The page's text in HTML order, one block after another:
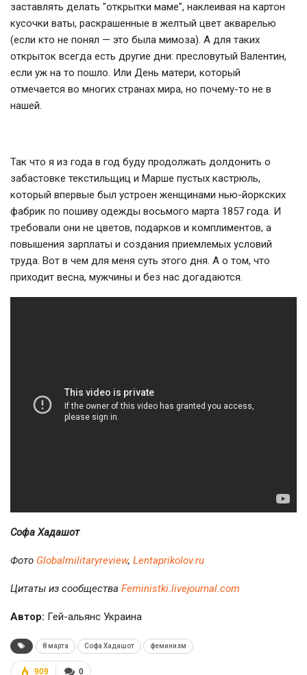
заставлять делать "открытки маме", наклеивая на картон
кусочки ваты, раскрашенные в желтый цвет акварелью
(если кто не понял — это была мимоза). А для таких
открыток всегда есть другие дни: пресловутый Валентин,
если уж на то пошло. Или День матери, который
отмечается во многих странах мира, но почему-то не в
нашей.
Так что я из года в год буду продолжать долдонить о
забастовке текстильщиц и Марше пустых кастрюль,
который впервые был устроен женщинами нью-йоркских
фабрик по пошиву одежды восьмого марта 1857 года. И
требовали они не цветов, подарков и комплиментов, а
повышения зарплаты и создания приемлемых условий
труда. Вот в чем для меня суть этого дня. А о том, что
приходит весна, мужчины и без нас догадаются.
Софа Хадашот
Фото Globalmilitaryreview, Lentaprikolov.ru
Цитаты из сообщества Feministki.livejournal.com
Автор: Гей-альянс Украина
8 марта Софа Хадашот феминизм
0
909